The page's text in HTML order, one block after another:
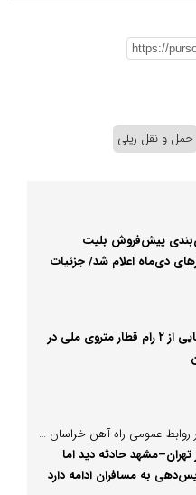
حمل و نقل ریلی
پیش‌فروش بلیت
دی‌ماه اعلام شد/ جزئیات
رونمایی از ۲ رام قطار متروی ملی در
مدیر روابط عمومی راه آهن خراسان در گفتگو با پُرسون:
تهران–مشهد حادثه دید اما
به مسافران ادامه دارد